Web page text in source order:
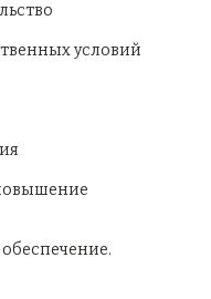
условий